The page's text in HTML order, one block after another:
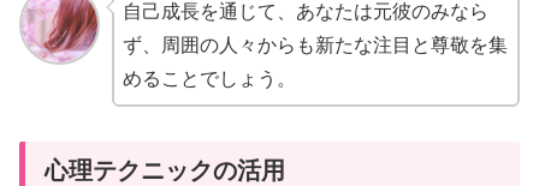
自己成長を通じて、あなたは元彼のみなら
ず、周囲の人々からも新たな注目と尊敬を集
めることでしょう。
心理テクニックの活用